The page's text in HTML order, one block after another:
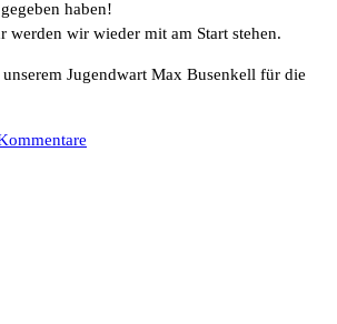
haben!
werden wir wieder mit am Start stehen.
Jugendwart Max Busenkell für die